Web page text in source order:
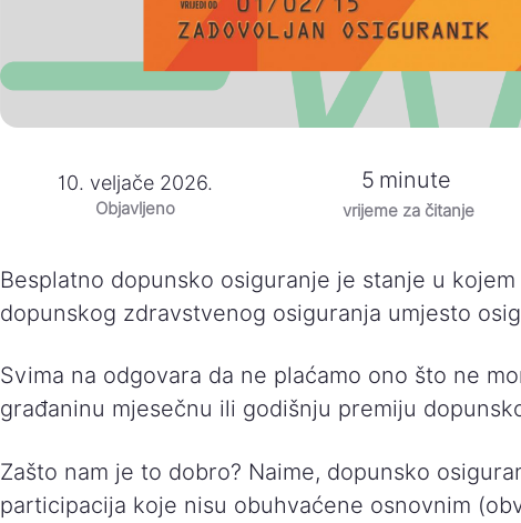
10. veljače 2026.
Objavljeno vrijeme za čitanje
5 minute
Besplatno dopunsko osiguranje je stanje u
dopunskog zdravstvenog osiguranja umjesto
Svima na odgovara da ne plaćamo ono što ne
građaninu mjesečnu ili godišnju premiju
Zašto nam je to dobro? Naime, dopunsko
participacija koje nisu obuhvaćene osnovnim